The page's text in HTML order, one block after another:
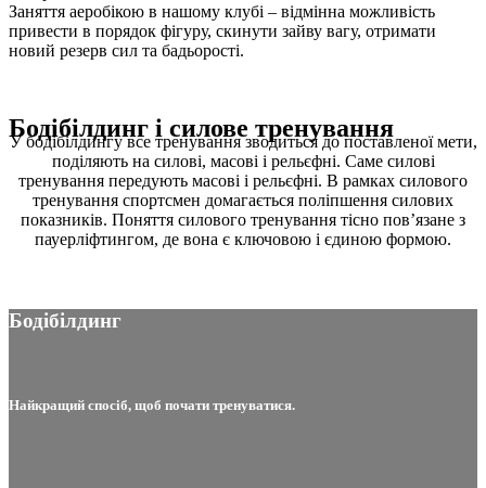
Заняття аеробікою в нашому клубі – відмінна можливість
привести в порядок фігуру, скинути зайву вагу, отримати
новий резерв сил та бадьорості.
Бодібілдинг і силове тренування
У бодібілдингу все тренування зводиться до поставленої мети,
поділяють на силові, масові і рельєфні. Саме силові
тренування передують масові і рельєфні. В рамках силового
тренування спортсмен домагається поліпшення силових
показників. Поняття силового тренування тісно пов’язане з
пауерліфтингом, де вона є ключовою і єдиною формою.
Бодібілдинг
Найкращий спосіб, щоб почати тренуватися.